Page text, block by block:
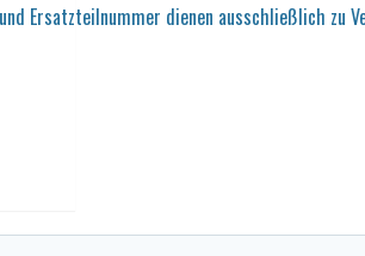
Ersatzteilnummer dienen ausschließlich zu